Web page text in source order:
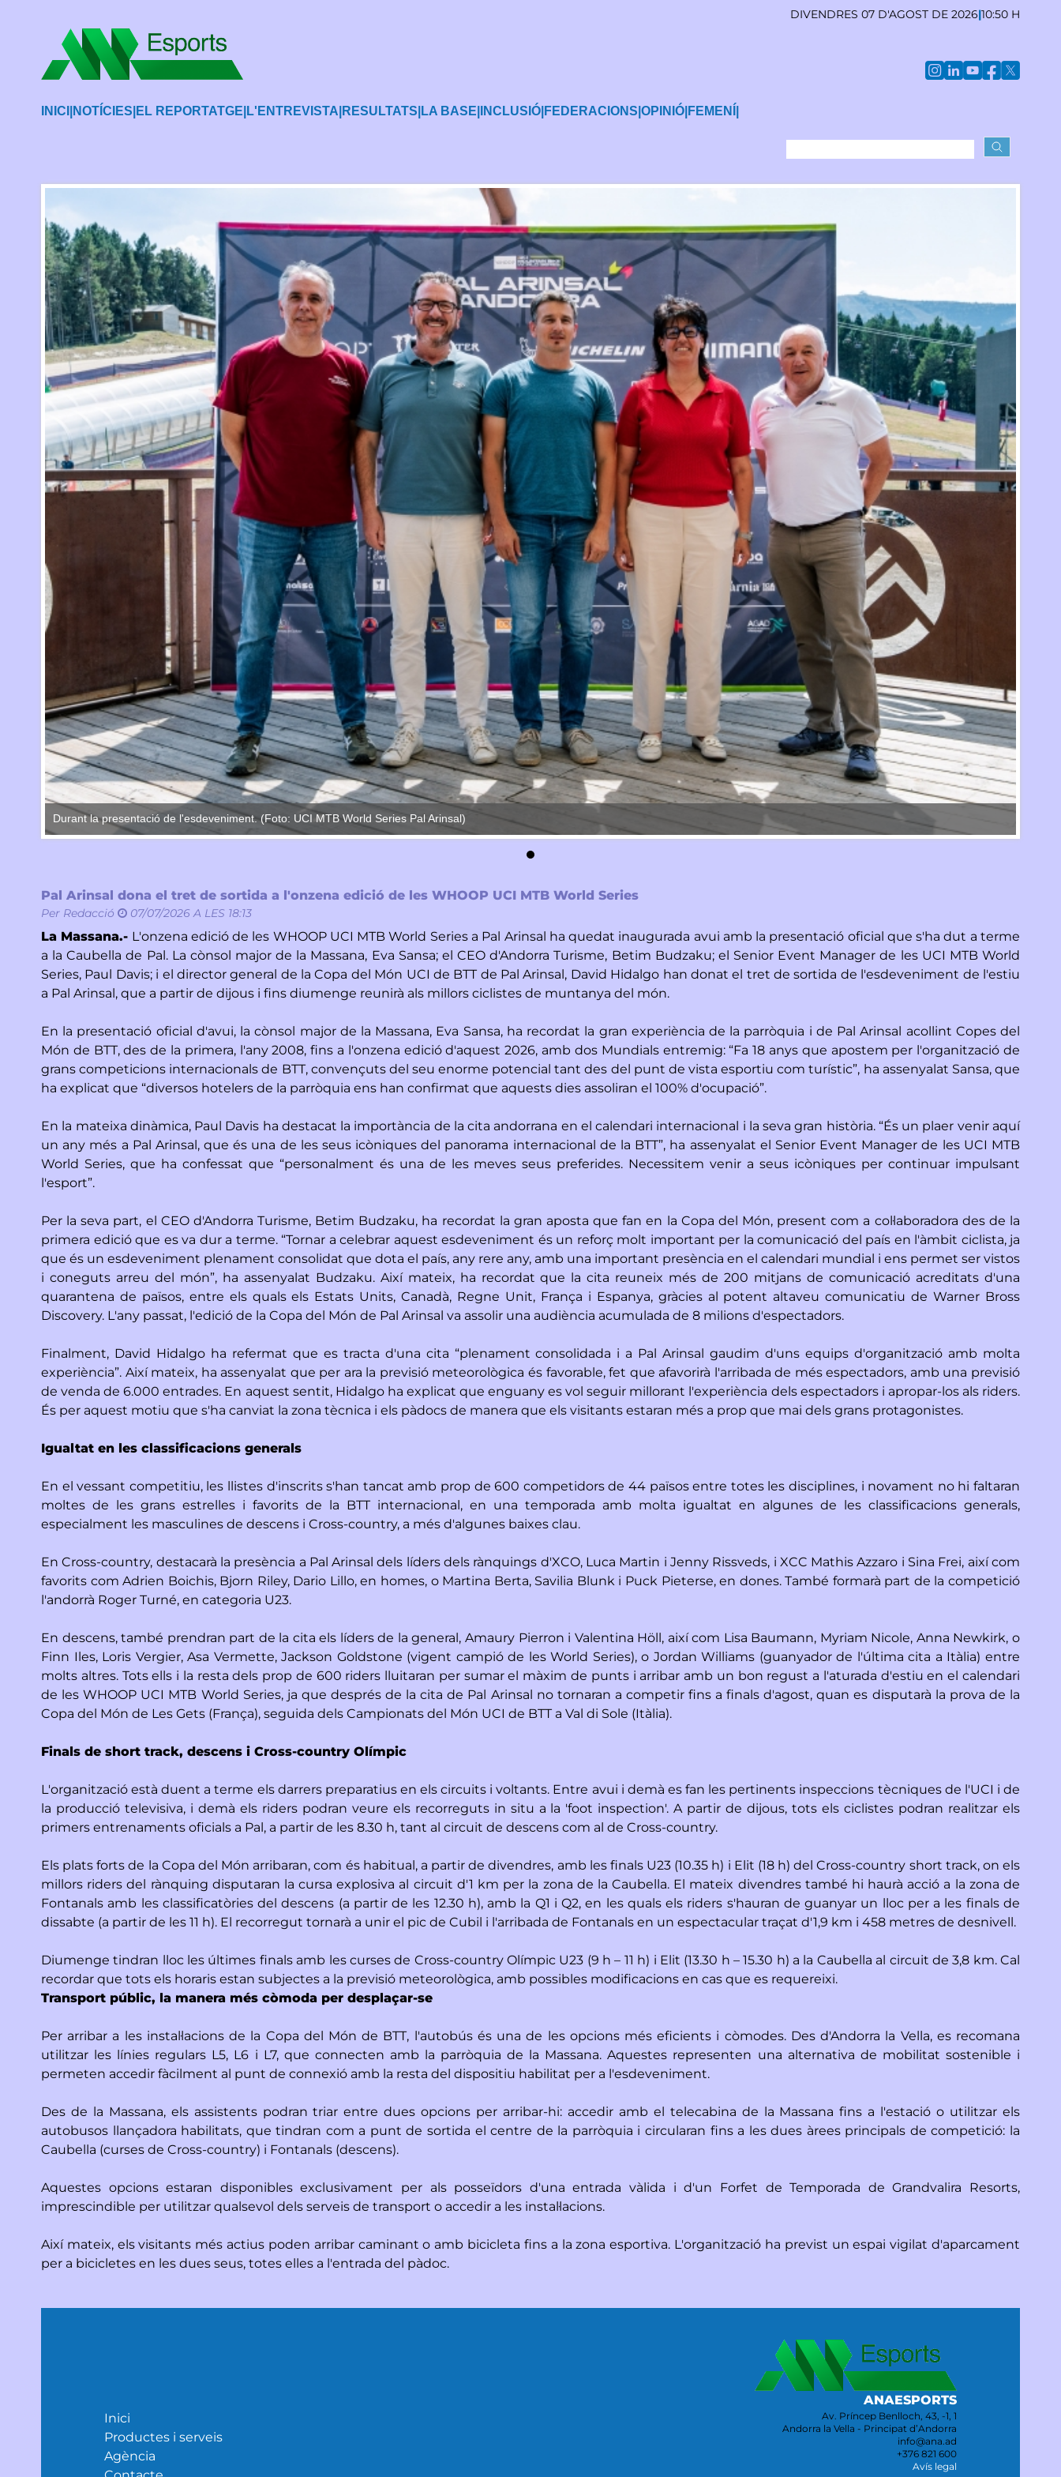
DIVENDRES 07 D'AGOST DE 2026|10:50 H
INICI NOTÍCIES EL REPORTATGE L'ENTREVISTA RESULTATS LA BASE INCLUSIÓ FEDERACIONS OPINIÓ FEMENÍ
Durant la presentació de l'esdeveniment. (Foto: UCI MTB World Series Pal Arinsal)
Pal Arinsal dona el tret de sortida a l'onzena edició de les WHOOP UCI MTB World Series
Per Redacció 07/07/2026 A LES 18:13
La Massana.- L'onzena edició de les WHOOP UCI MTB World Series a Pal Arinsal ha quedat inaugurada avui amb la presentació oficial que s'ha dut a terme
a la Caubella de Pal. La cònsol major de la Massana, Eva Sansa; el CEO d'Andorra Turisme, Betim Budzaku; el Senior Event Manager de les UCI MTB World
Series, Paul Davis; i el director general de la Copa del Món UCI de BTT de Pal Arinsal, David Hidalgo han donat el tret de sortida de l'esdeveniment de l'estiu
a Pal Arinsal, que a partir de dijous i fins diumenge reunirà als millors ciclistes de muntanya del món.
En la presentació oficial d'avui, la cònsol major de la Massana, Eva Sansa, ha recordat la gran experiència de la parròquia i de Pal Arinsal acollint Copes del
Món de BTT, des de la primera, l'any 2008, fins a l'onzena edició d'aquest 2026, amb dos Mundials entremig: “Fa 18 anys que apostem per l'organització de
grans competicions internacionals de BTT, convençuts del seu enorme potencial tant des del punt de vista esportiu com turístic”, ha assenyalat Sansa, que
ha explicat que “diversos hotelers de la parròquia ens han confirmat que aquests dies assoliran el 100% d'ocupació”.
En la mateixa dinàmica, Paul Davis ha destacat la importància de la cita andorrana en el calendari internacional i la seva gran història. “És un plaer venir aquí
un any més a Pal Arinsal, que és una de les seus icòniques del panorama internacional de la BTT”, ha assenyalat el Senior Event Manager de les UCI MTB
World Series, que ha confessat que “personalment és una de les meves seus preferides. Necessitem venir a seus icòniques per continuar impulsant
l'esport”.
Per la seva part, el CEO d'Andorra Turisme, Betim Budzaku, ha recordat la gran aposta que fan en la Copa del Món, present com a col·laboradora des de la
primera edició que es va dur a terme. “Tornar a celebrar aquest esdeveniment és un reforç molt important per la comunicació del país en l'àmbit ciclista, ja
que és un esdeveniment plenament consolidat que dota el país, any rere any, amb una important presència en el calendari mundial i ens permet ser vistos
i coneguts arreu del món”, ha assenyalat Budzaku. Així mateix, ha recordat que la cita reuneix més de 200 mitjans de comunicació acreditats d'una
quarantena de països, entre els quals els Estats Units, Canadà, Regne Unit, França i Espanya, gràcies al potent altaveu comunicatiu de Warner Bross
Discovery. L'any passat, l'edició de la Copa del Món de Pal Arinsal va assolir una audiència acumulada de 8 milions d'espectadors.
Finalment, David Hidalgo ha refermat que es tracta d'una cita “plenament consolidada i a Pal Arinsal gaudim d'uns equips d'organització amb molta
experiència”. Així mateix, ha assenyalat que per ara la previsió meteorològica és favorable, fet que afavorirà l'arribada de més espectadors, amb una previsió
de venda de 6.000 entrades. En aquest sentit, Hidalgo ha explicat que enguany es vol seguir millorant l'experiència dels espectadors i apropar-los als riders.
És per aquest motiu que s'ha canviat la zona tècnica i els pàdocs de manera que els visitants estaran més a prop que mai dels grans protagonistes.
Igualtat en les classificacions generals
En el vessant competitiu, les llistes d'inscrits s'han tancat amb prop de 600 competidors de 44 països entre totes les disciplines, i novament no hi faltaran
moltes de les grans estrelles i favorits de la BTT internacional, en una temporada amb molta igualtat en algunes de les classificacions generals,
especialment les masculines de descens i Cross-country, a més d'algunes baixes clau.
En Cross-country, destacarà la presència a Pal Arinsal dels líders dels rànquings d'XCO, Luca Martin i Jenny Rissveds, i XCC Mathis Azzaro i Sina Frei, així com
favorits com Adrien Boichis, Bjorn Riley, Dario Lillo, en homes, o Martina Berta, Savilia Blunk i Puck Pieterse, en dones. També formarà part de la competició
l'andorrà Roger Turné, en categoria U23.
En descens, també prendran part de la cita els líders de la general, Amaury Pierron i Valentina Höll, així com Lisa Baumann, Myriam Nicole, Anna Newkirk, o
Finn Iles, Loris Vergier, Asa Vermette, Jackson Goldstone (vigent campió de les World Series), o Jordan Williams (guanyador de l'última cita a Itàlia) entre
molts altres. Tots ells i la resta dels prop de 600 riders lluitaran per sumar el màxim de punts i arribar amb un bon regust a l'aturada d'estiu en el calendari
de les WHOOP UCI MTB World Series, ja que després de la cita de Pal Arinsal no tornaran a competir fins a finals d'agost, quan es disputarà la prova de la
Copa del Món de Les Gets (França), seguida dels Campionats del Món UCI de BTT a Val di Sole (Itàlia).
Finals de short track, descens i Cross-country Olímpic
L'organització està duent a terme els darrers preparatius en els circuits i voltants. Entre avui i demà es fan les pertinents inspeccions tècniques de l'UCI i de
la producció televisiva, i demà els riders podran veure els recorreguts in situ a la 'foot inspection'. A partir de dijous, tots els ciclistes podran realitzar els
primers entrenaments oficials a Pal, a partir de les 8.30 h, tant al circuit de descens com al de Cross-country.
Els plats forts de la Copa del Món arribaran, com és habitual, a partir de divendres, amb les finals U23 (10.35 h) i Elit (18 h) del Cross-country short track, on els
millors riders del rànquing disputaran la cursa explosiva al circuit d'1 km per la zona de la Caubella. El mateix divendres també hi haurà acció a la zona de
Fontanals amb les classificatòries del descens (a partir de les 12.30 h), amb la Q1 i Q2, en les quals els riders s'hauran de guanyar un lloc per a les finals de
dissabte (a partir de les 11 h). El recorregut tornarà a unir el pic de Cubil i l'arribada de Fontanals en un espectacular traçat d'1,9 km i 458 metres de desnivell.
Diumenge tindran lloc les últimes finals amb les curses de Cross-country Olímpic U23 (9 h – 11 h) i Elit (13.30 h – 15.30 h) a la Caubella al circuit de 3,8 km. Cal
recordar que tots els horaris estan subjectes a la previsió meteorològica, amb possibles modificacions en cas que es requereixi.
Transport públic, la manera més còmoda per desplaçar-se
Per arribar a les instal·lacions de la Copa del Món de BTT, l'autobús és una de les opcions més eficients i còmodes. Des d'Andorra la Vella, es recomana
utilitzar les línies regulars L5, L6 i L7, que connecten amb la parròquia de la Massana. Aquestes representen una alternativa de mobilitat sostenible i
permeten accedir fàcilment al punt de connexió amb la resta del dispositiu habilitat per a l'esdeveniment.
Des de la Massana, els assistents podran triar entre dues opcions per arribar-hi: accedir amb el telecabina de la Massana fins a l'estació o utilitzar els
autobusos llançadora habilitats, que tindran com a punt de sortida el centre de la parròquia i circularan fins a les dues àrees principals de competició: la
Caubella (curses de Cross-country) i Fontanals (descens).
Aquestes opcions estaran disponibles exclusivament per als posseïdors d'una entrada vàlida i d'un Forfet de Temporada de Grandvalira Resorts,
imprescindible per utilitzar qualsevol dels serveis de transport o accedir a les instal·lacions.
Així mateix, els visitants més actius poden arribar caminant o amb bicicleta fins a la zona esportiva. L'organització ha previst un espai vigilat d'aparcament
per a bicicletes en les dues seus, totes elles a l'entrada del pàdoc.
Inici
Productes i serveis
Agència
ANAESPORTS
Av. Príncep Benlloch, 43, -1, 1
Andorra la Vella - Principat d’Andorra
info@ana.ad
+376 821 600
Avís legal